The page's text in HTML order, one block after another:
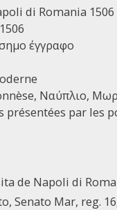
di Romania 1506
έγγραφο
Ναύπλιο,
présentées par les
de Napoli di
Senato Mar, reg.